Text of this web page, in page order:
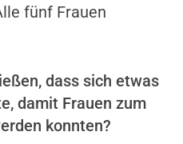
fünf Frauen
dass sich etwas
damit Frauen zum
konnten?